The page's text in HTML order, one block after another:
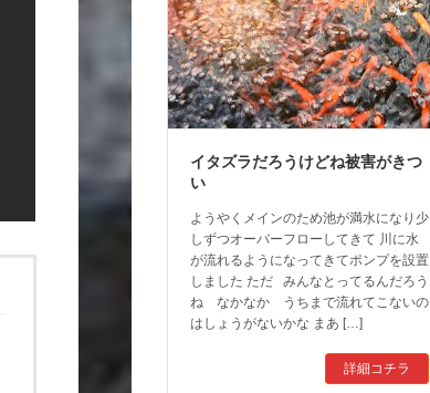
イタズラだろうけどね被害がきつ
い
ようやくメインのため池が満水になり少
しずつオーバーフローしてきて 川に水
が流れるようになってきてポンプを設置
しました ただ みんなとってるんだろう
ね なかなか うちまで流れてこないの
はしょうがないかな まあ […]
詳細コチラ